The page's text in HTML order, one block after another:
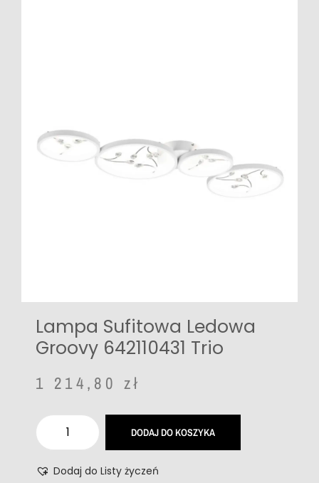
Lampa Sufitowa Ledowa
Groovy 642110431 Trio
1 214,80 zł
DODAJ DO KOSZYKA
Dodaj do Listy życzeń